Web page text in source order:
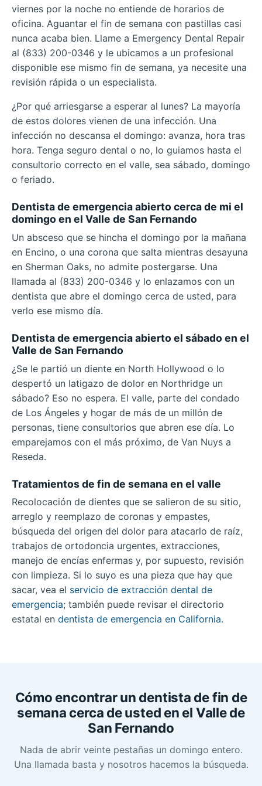
viernes por la noche no entiende de horarios de
oficina. Aguantar el fin de semana con pastillas casi
nunca acaba bien. Llame a Emergency Dental Repair
al (833) 200-0346 y le ubicamos a un profesional
disponible ese mismo fin de semana, ya necesite una
revisión rápida o un especialista.
¿Por qué arriesgarse a esperar al lunes? La mayoría
de estos dolores vienen de una infección. Una
infección no descansa el domingo: avanza, hora tras
hora. Tenga seguro dental o no, lo guiamos hasta el
consultorio correcto en el valle, sea sábado, domingo
o feriado.
Dentista de emergencia abierto cerca de mi el
domingo en el Valle de San Fernando
Un absceso que se hincha el domingo por la mañana
en Encino, o una corona que salta mientras desayuna
en Sherman Oaks, no admite postergarse. Una
llamada al (833) 200-0346 y lo enlazamos con un
dentista que abre el domingo cerca de usted, para
verlo ese mismo día.
Dentista de emergencia abierto el sábado en el
Valle de San Fernando
¿Se le partió un diente en North Hollywood o lo
despertó un latigazo de dolor en Northridge un
sábado? Eso no espera. El valle, parte del condado
de Los Ángeles y hogar de más de un millón de
personas, tiene consultorios que abren ese día. Lo
emparejamos con el más próximo, de Van Nuys a
Reseda.
Tratamientos de fin de semana en el valle
Recolocación de dientes que se salieron de su sitio,
arreglo y reemplazo de coronas y empastes,
búsqueda del origen del dolor para atacarlo de raíz,
trabajos de ortodoncia urgentes, extracciones,
manejo de encías enfermas y, por supuesto, revisión
con limpieza. Si lo suyo es una pieza que hay que
sacar, vea el servicio de extracción dental de
emergencia; también puede revisar el directorio
estatal en dentista de emergencia en California.
Cómo encontrar un dentista de fin de
semana cerca de usted en el Valle de
San Fernando
Nada de abrir veinte pestañas un domingo entero.
Una llamada basta y nosotros hacemos la búsqueda.